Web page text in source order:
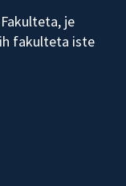
je
fakulteta iste